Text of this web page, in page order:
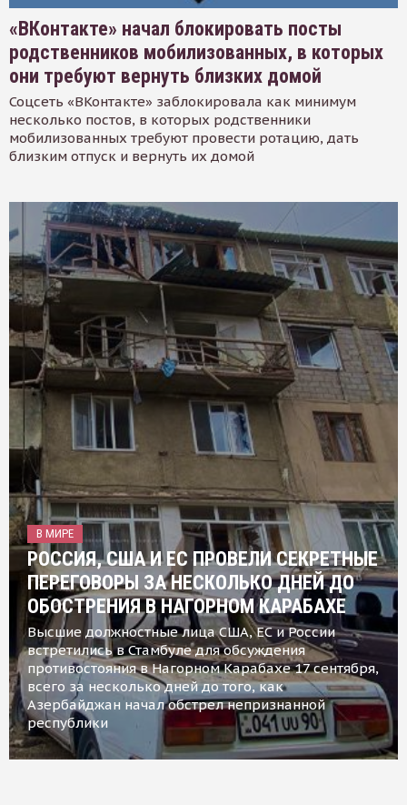
«ВКонтакте» начал блокировать посты
родственников мобилизованных, в которых
они требуют вернуть близких домой
Соцсеть «ВКонтакте» заблокировала как минимум
несколько постов, в которых родственники
мобилизованных требуют провести ротацию, дать
близким отпуск и вернуть их домой
В МИРЕ
РОССИЯ, США И ЕС ПРОВЕЛИ СЕКРЕТНЫЕ
ПЕРЕГОВОРЫ ЗА НЕСКОЛЬКО ДНЕЙ ДО
ОБОСТРЕНИЯ В НАГОРНОМ КАРАБАХЕ
Высшие должностные лица США, ЕС и России
встретились в Стамбуле для обсуждения
противостояния в Нагорном Карабахе 17 сентября,
всего за несколько дней до того, как
Азербайджан начал обстрел непризнанной
республики